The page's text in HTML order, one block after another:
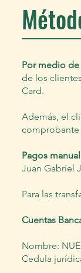
Por medio
de los
Card.
Además, el
comprobante
Pagos
Juan Gabriel
Para las
Cuentas
Nombre:
Cedula